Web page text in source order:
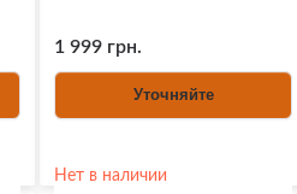
1 999 грн.
Уточняйте
Нет в наличии